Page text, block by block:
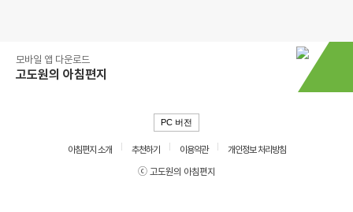
모바일 앱 다운로드
고도원의 아침편지
PC 버전
아침편지 소개 추천하기 이용약관
개인정보 처리방침
ⓒ 고도원의 아침편지